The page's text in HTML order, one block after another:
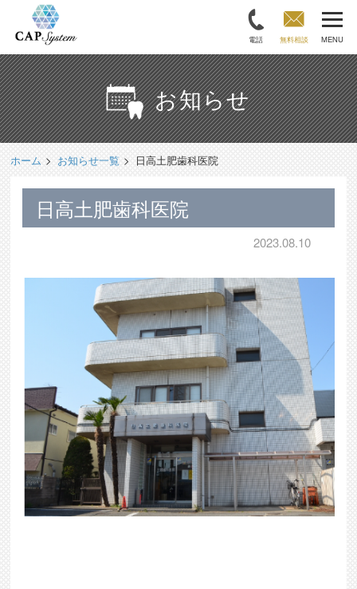
電話 無料相談 MENU
お知らせ
ホーム お知らせ一覧 日高土肥歯科医院
日高土肥歯科医院
2023.08.10